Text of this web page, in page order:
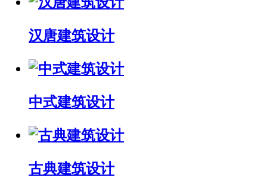
汉唐建筑设计
中式建筑设计
古典建筑设计